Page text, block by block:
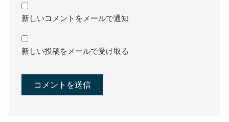
新しいコメントをメールで通知
新しい投稿をメールで受け取る